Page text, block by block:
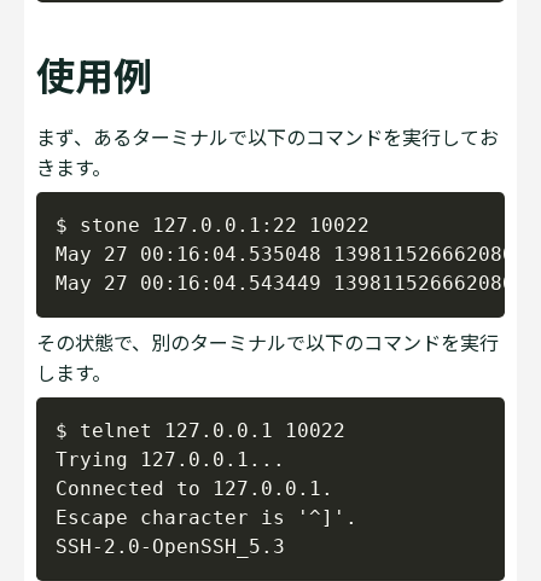
使用例
まず、あるターミナルで以下のコマンドを実行してお
きます。
$ stone 127.0.0.1:22 10022
May 27 00:16:04.535048
その状態で、別のターミナルで以下のコマンドを実行
します。
$ telnet 127.0.0.1 10022
Trying 127.0.0.1...
Connected to 127.0.0.1.
Escape character is '^]'.